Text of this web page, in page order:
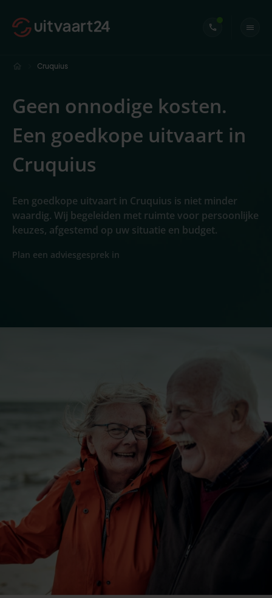
Cruquius
Geen onnodige kosten.
Een goedkope uitvaart in
Cruquius
Een goedkope uitvaart in Cruquius is niet minder
waardig. Wij begeleiden met ruimte voor persoonlijke
keuzes, afgestemd op uw situatie en budget.
Plan een adviesgesprek in